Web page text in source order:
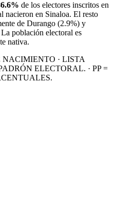
de los electores inscritos en
nacieron en Sinaloa. El resto
de Durango (2.9%) y
La población electoral es
nativa.
· LISTA
ELECTORAL. · PP =